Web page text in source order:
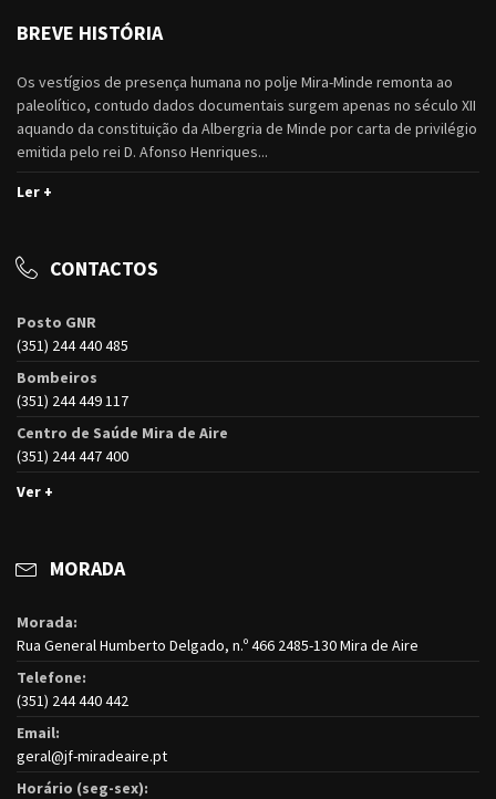
BREVE HISTÓRIA
Os vestígios de presença humana no polje Mira-Minde remonta ao
paleolítico, contudo dados documentais surgem apenas no século XII
aquando da constituição da Albergria de Minde por carta de privilégio
emitida pelo rei D. Afonso Henriques...
Ler +
CONTACTOS
Posto GNR
(351) 244 440 485
Bombeiros
(351) 244 449 117
Centro de Saúde Mira de Aire
(351) 244 447 400
Ver +
MORADA
Morada:
Rua General Humberto Delgado, n.º 466 2485-130 Mira de Aire
Telefone:
(351) 244 440 442
Email:
geral@jf-miradeaire.pt
Horário (seg-sex):